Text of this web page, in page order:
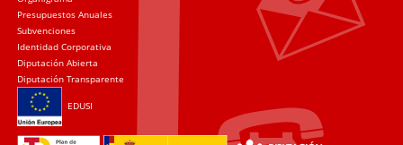
Presupuestos Anuales
Subvenciones
Identidad Corporativa
Diputación Abierta
Diputación Transparente
EDUSI